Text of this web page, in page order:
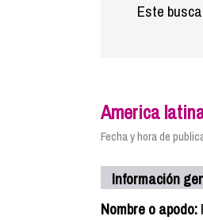
Este
America
Fecha y hora de
Información
Nombre o apodo: